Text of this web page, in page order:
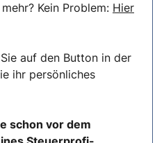
Kein Problem: Hier
auf den Button in der
ihr persönliches
schon vor dem